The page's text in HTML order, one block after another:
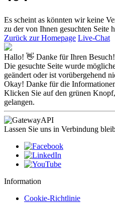
Es scheint as könnten wir keine
zu der von Ihnen gesuchten Seite
Zurück zur Homepage Live-Chat
Hallo! 👋 Danke für Ihren Besuch!
Die gesuchte Seite wurde
geändert oder ist vorübergehend
Okay! Danke für die
Klicken Sie auf den grünen
gelangen.
Lassen Sie uns in Verbindung
Information
Cookie-Richtlinie